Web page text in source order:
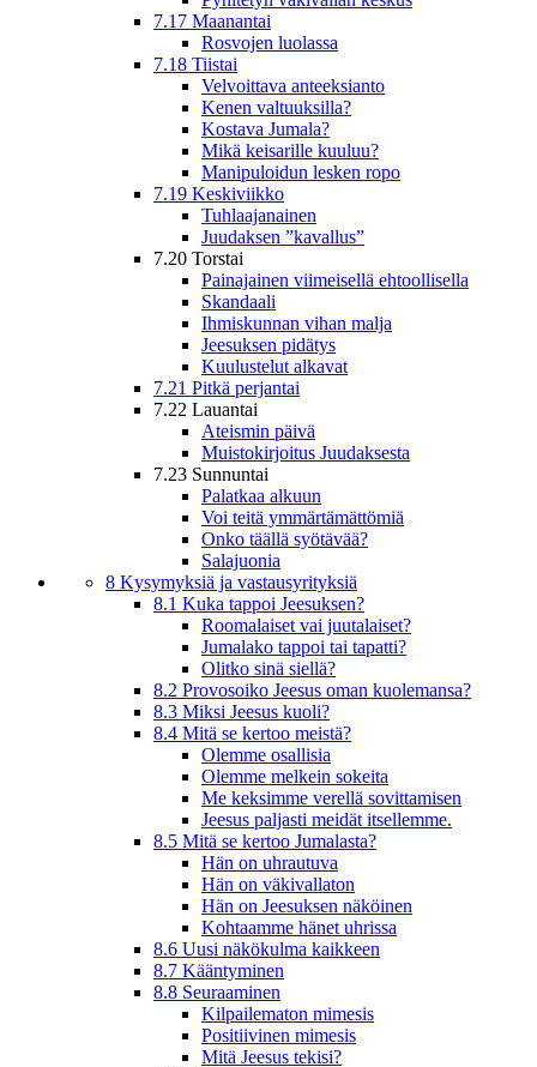
7.17 Maanantai
Rosvojen luolassa
7.18 Tiistai
Velvoittava anteeksianto
Kenen valtuuksilla?
Kostava Jumala?
Mikä keisarille kuuluu?
Manipuloidun lesken ropo
7.19 Keskiviikko
Tuhlaajanainen
Juudaksen ”kavallus”
7.20 Torstai
Painajainen viimeisellä ehtoollisella
Skandaali
Ihmiskunnan vihan malja
Jeesuksen pidätys
Kuulustelut alkavat
7.21 Pitkä perjantai
7.22 Lauantai
Ateismin päivä
Muistokirjoitus Juudaksesta
7.23 Sunnuntai
Palatkaa alkuun
Voi teitä ymmärtämättömiä
Onko täällä syötävää?
Salajuonia
8 Kysymyksiä ja vastausyrityksiä
8.1 Kuka tappoi Jeesuksen?
Roomalaiset vai juutalaiset?
Jumalako tappoi tai tapatti?
Olitko sinä siellä?
8.2 Provosoiko Jeesus oman kuolemansa?
8.3 Miksi Jeesus kuoli?
8.4 Mitä se kertoo meistä?
Olemme osallisia
Olemme melkein sokeita
Me keksimme verellä sovittamisen
Jeesus paljasti meidät itsellemme.
8.5 Mitä se kertoo Jumalasta?
Hän on uhrautuva
Hän on väkivallaton
Hän on Jeesuksen näköinen
Kohtaamme hänet uhrissa
8.6 Uusi näkökulma kaikkeen
8.7 Kääntyminen
8.8 Seuraaminen
Kilpailematon mimesis
Positiivinen mimesis
Mitä Jeesus tekisi?